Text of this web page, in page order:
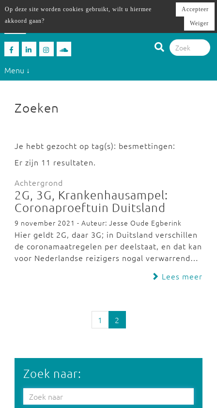
Menu ↓
Zoeken
Je hebt gezocht op tag(s): besmettingen:
Er zijn 11 resultaten.
Achtergrond
2G, 3G, Krankenhausampel:
Coronaproeftuin Duitsland
9 november 2021 - Auteur: Jesse Oude Egberink
Hier geldt 2G, daar 3G; in Duitsland verschillen
de coronamaatregelen per deelstaat, en dat kan
voor Nederlandse reizigers nogal verwarrend…
Lees meer
1 2
Zoek naar:
Op deze site worden cookies gebruikt, wilt u hiermee
akkoord gaan?
Accepteer
Weiger